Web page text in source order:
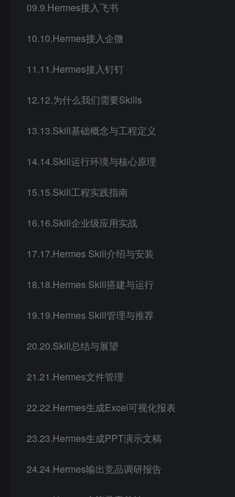
09.9.Hermes接入飞书
10.10.Hermes接入企微
11.11.Hermes接入钉钉
12.12.为什么我们需要Skills
13.13.Skill基础概念与工程定义
14.14.Skill运行环境与核心原理
15.15.Skill工程实践指南
16.16.Skill企业级应用实战
17.17.Hermes Skill介绍与安装
18.18.Hermes Skill搭建与运行
19.19.Hermes Skill管理与推荐
20.20.Skill总结与展望
21.21.Hermes文件管理
22.22.Hermes生成Excel可视化报表
23.23.Hermes生成PPT演示文稿
24.24.Hermes输出竞品调研报告